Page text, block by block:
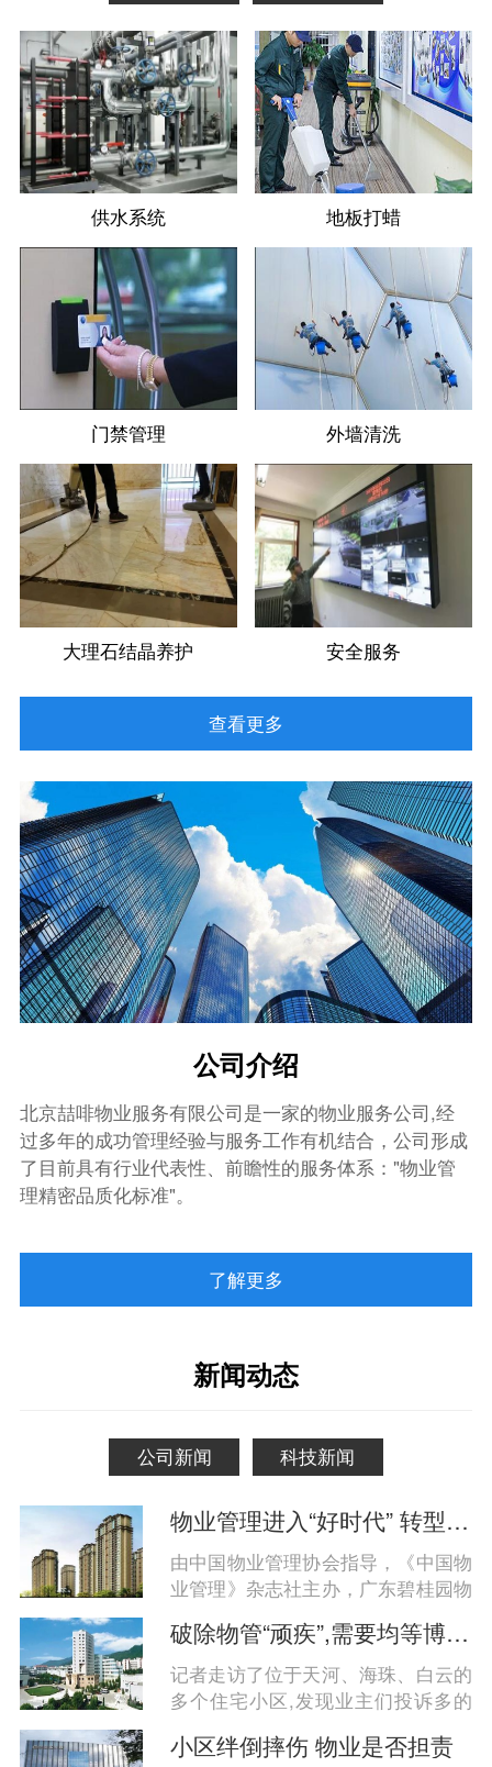
供水系统 地板打蜡
门禁管理 外墙清洗
大理石结晶养护 安全服务
查看更多
公司介绍
北京喆啡物业服务有限公司是一家的物业服务公司,经
过多年的成功管理经验与服务工作有机结合，公司形成
了目前具有行业代表性、前瞻性的服务体系："物业管
理精密品质化标准"。
北京喆啡物业服务有限公司是具有丰富物业管理经验、
品质管理、丰富的高素质人力储备、服务意识的物业管
理公司。北京喆啡物业服务有限公司也是目前北京市高
自信我们具有充分的能力和踌躇满志的决心为客户提供
优质的物业服务。......
了解更多
新闻动态
公司新闻 科技新闻
物业管理进入“好时代” 转型升级共享万亿蓝海
由中国物业管理协会指导，《中国物
业管理》杂志社主办，广东碧桂园物
联盟 -- 现代物业发展的双轮驱动”论
坛在重庆举行，中国物业管理协会会
长沈建忠、翰同资本创始合伙人、广
东碧桂园物业服务股份有限公司总经
理等来自全国各地300余位物业管理
破除物管“顽疾”,需要均等博弈权
记者走访了位于天河、海珠、白云的
多个住宅小区,发现业主们投诉多的
备维护不善、侵占公共资源及收费不
小区绊倒摔伤 物业是否担责